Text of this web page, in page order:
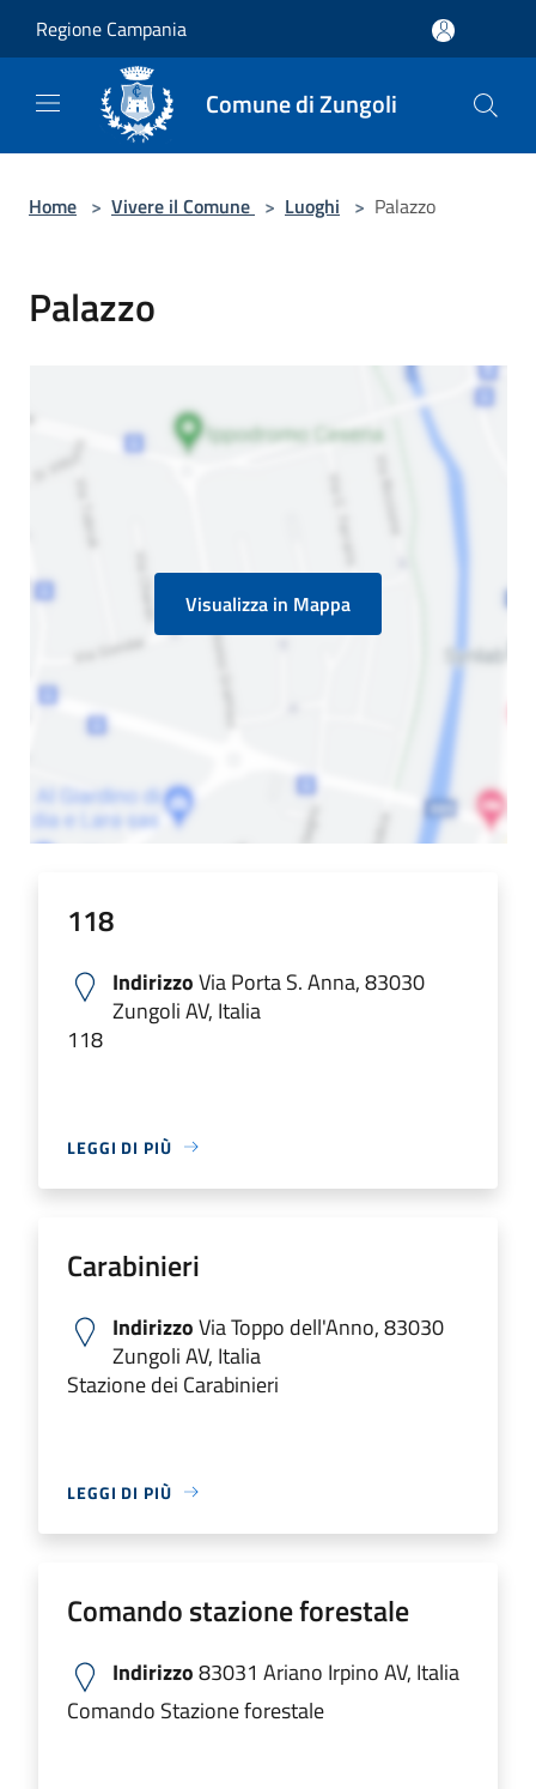
Regione Campania
Comune di Zungoli
Home > Vivere il Comune > Luoghi > Palazzo
Palazzo
Visualizza in Mappa
118
IndirizzoVia Porta S. Anna, 83030
Zungoli AV, Italia
118
LEGGI DI PIÙ
Carabinieri
IndirizzoVia Toppo dell'Anno, 83030
Zungoli AV, Italia
Stazione dei Carabinieri
LEGGI DI PIÙ
Comando stazione forestale
Indirizzo83031 Ariano Irpino AV, Italia
Comando Stazione forestale